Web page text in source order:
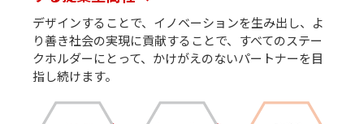
デザインすることで、イノベーションを生み出し、よ
り善き社会の実現に貢献することで、すべてのステー
クホルダーにとって、かけがえのないパートナーを目
指し続けます。